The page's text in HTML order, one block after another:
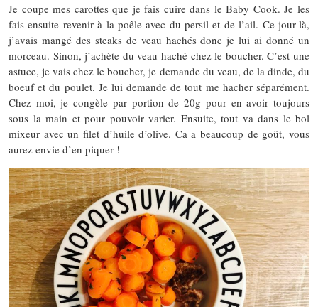
Je coupe mes carottes que je fais cuire dans le Baby Cook. Je les
fais ensuite revenir à la poêle avec du persil et de l’ail. Ce jour-là,
j’avais mangé des steaks de veau hachés donc je lui ai donné un
morceau. Sinon, j’achète du veau haché chez le boucher. C’est une
astuce, je vais chez le boucher, je demande du veau, de la dinde, du
boeuf et du poulet. Je lui demande de tout me hacher séparément.
Chez moi, je congèle par portion de 20g pour en avoir toujours
sous la main et pour pouvoir varier. Ensuite, tout va dans le bol
mixeur avec un filet d’huile d’olive. Ca a beaucoup de goût, vous
aurez envie d’en piquer !